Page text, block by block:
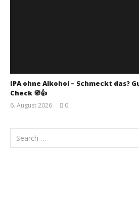
IPA ohne Alkohol – Schmeckt das?
Check 🧭👍
6. August 2026
0